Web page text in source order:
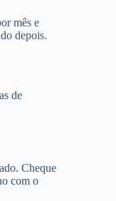
mês e
depois.
de
Cheque
com o